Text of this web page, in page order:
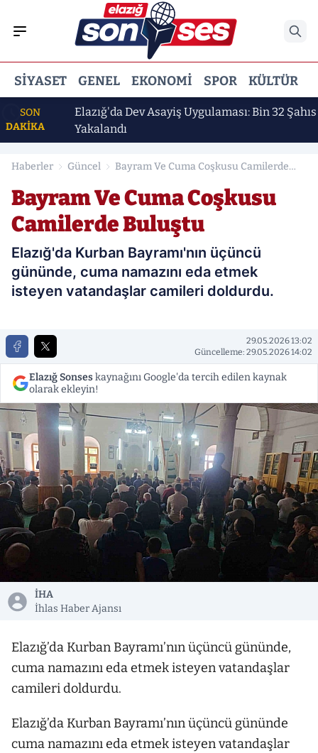
SIYASET GENEL EKONOMI SPOR KÜLTÜR
SON
DAKİKA
Elazığ'da Dev Asayiş Uygulaması: Bin 32 Şahıs
Yakalandı
Haberler Güncel
Bayram Ve Cuma Coşkusu Camilerde
Bayram Ve Cuma Coşkusu
Camilerde Buluştu
Elazığ'da Kurban Bayramı'nın üçüncü
gününde, cuma namazını eda etmek
isteyen vatandaşlar camileri doldurdu.
29.05.2026 13:02
Güncelleme: 29.05.2026 14:02
Elazığ Sonseskaynağını Google'da tercih edilen kaynak
olarak ekleyin!
İHA
İhlas Haber Ajansı
Elazığ’da Kurban Bayramı’nın üçüncü gününde,
cuma namazını eda etmek isteyen vatandaşlar
camileri doldurdu.
Elazığ’da Kurban Bayramı’nın üçüncü gününde
cuma namazını eda etmek isteyen vatandaşlar